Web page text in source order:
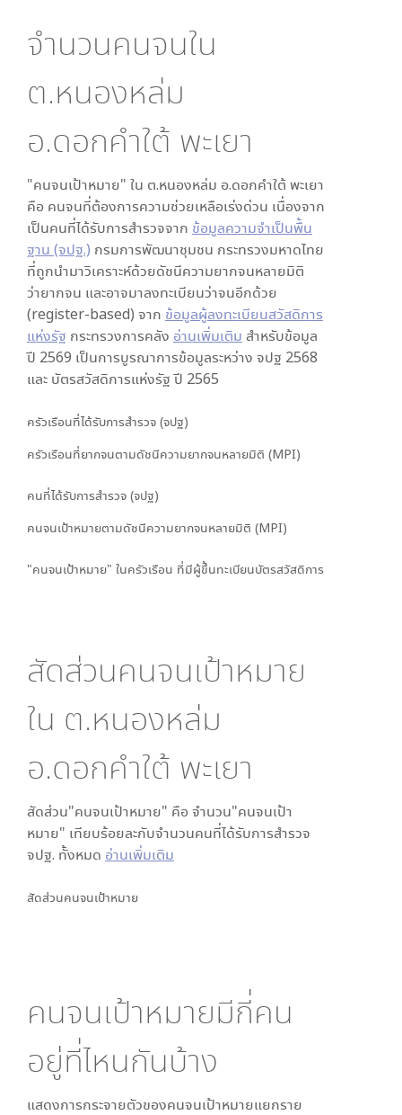
จำนวนคนจนใน
ต.หนองหล่ม
อ.ดอกคำใต้ พะเยา
"คนจนเป้าหมาย" ใน ต.หนองหล่ม อ.ดอกคำใต้ พะเยา
คือ คนจนที่ต้องการความช่วยเหลือเร่งด่วน เนื่องจาก
เป็นคนที่ได้รับการสำรวจจาก ข้อมูลความจำเป็นพื้น
ฐาน (จปฐ.) กรมการพัฒนาชุมชน กระทรวงมหาดไทย
ที่ถูกนำมาวิเคราะห์ด้วยดัชนีความยากจนหลายมิติ
ว่ายากจน และอาจมาลงทะเบียนว่าจนอีกด้วย
(register-based) จาก ข้อมูลผู้ลงทะเบียนสวัสดิการ
แห่งรัฐ กระทรวงการคลัง อ่านเพิ่มเติม สำหรับข้อมูล
ปี 2569 เป็นการบูรณาการข้อมูลระหว่าง จปฐ 2568
และ บัตรสวัสดิการแห่งรัฐ ปี 2565
ครัวเรือนที่ได้รับการสำรวจ (จปฐ)
ครัวเรือนที่ยากจนตามดัชนีความยากจนหลายมิติ (MPI)
คนที่ได้รับการสำรวจ (จปฐ)
คนจนเป้าหมายตามดัชนีความยากจนหลายมิติ (MPI)
"คนจนเป้าหมาย" ในครัวเรือน ที่มีผู้ขึ้นทะเบียนบัตรสวัสดิการ
สัดส่วนคนจนเป้าหมาย
ใน ต.หนองหล่ม
อ.ดอกคำใต้ พะเยา
สัดส่วน"คนจนเป้าหมาย" คือ จำนวน"คนจนเป้า
หมาย" เทียบร้อยละกับจำนวนคนที่ได้รับการสำรวจ
จปฐ. ทั้งหมด อ่านเพิ่มเติม
สัดส่วนคนจนเป้าหมาย
คนจนเป้าหมายมีกี่คน
อยู่ที่ไหนกันบ้าง
แสดงการกระจายตัวของคนจนเป้าหมายแยกราย